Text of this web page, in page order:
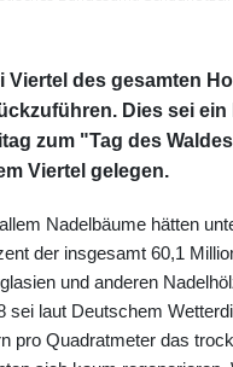
Viertel des gesamten
Dies sei
zum "Tag des
Viertel gelegen.
Nadelbäume hätten
der insgesamt 60,1
und anderen
sei laut Deutschem
pro Quadratmeter das